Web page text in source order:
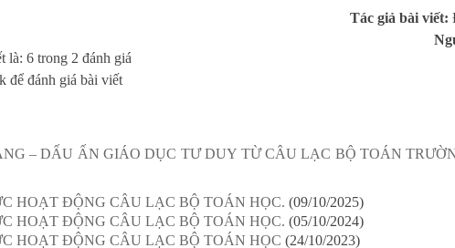
Tác giả bài viết:
là: 6 trong 2 đánh giá
để đánh giá bài viết
– DẤU ẤN GIÁO DỤC TƯ DUY TỪ CÂU LẠC BỘ TOÁN
HOẠT ĐỘNG CÂU LẠC BỘ TOÁN HỌC. (09/10/2025)
HOẠT ĐỘNG CÂU LẠC BỘ TOÁN HỌC. (05/10/2024)
HOẠT ĐỘNG CÂU LẠC BỘ TOÁN HỌC (24/10/2023)